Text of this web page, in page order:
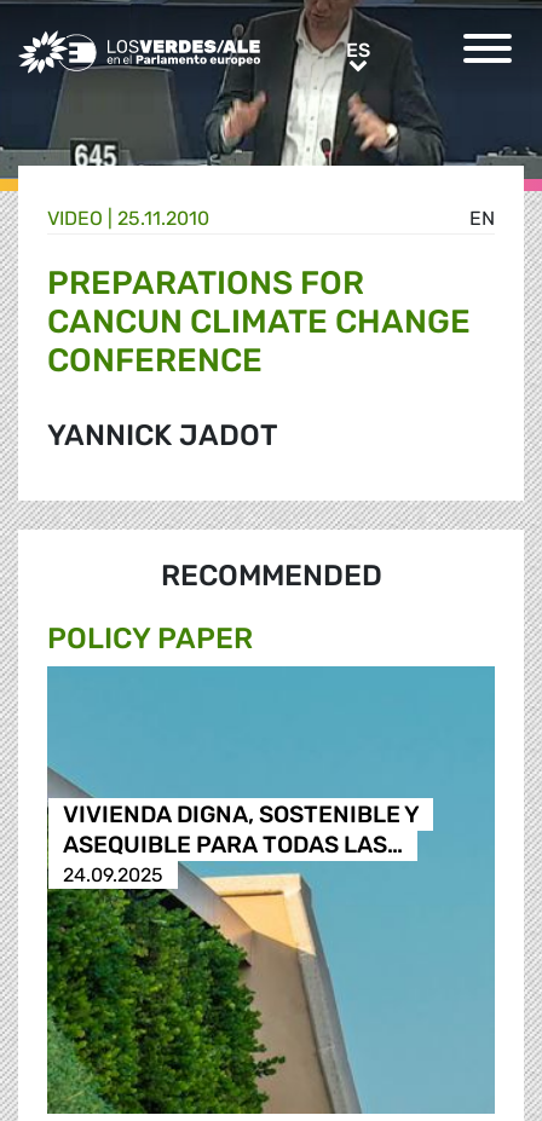
Greens/EFA Home ESES
EN
VIDEO | 25.11.2010
PREPARATIONS FOR
CANCUN CLIMATE CHANGE
CONFERENCE
YANNICK JADOT
RECOMMENDED
POLICY PAPER
VIVIENDA DIGNA, SOSTENIBLE Y
ASEQUIBLE PARA TODAS LAS…
24.09.2025